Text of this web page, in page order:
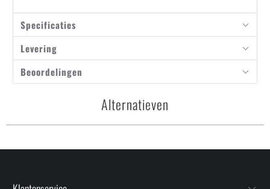
Specificaties
Levering
Beoordelingen
Alternatieven